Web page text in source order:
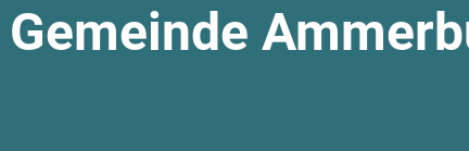
Gemeinde